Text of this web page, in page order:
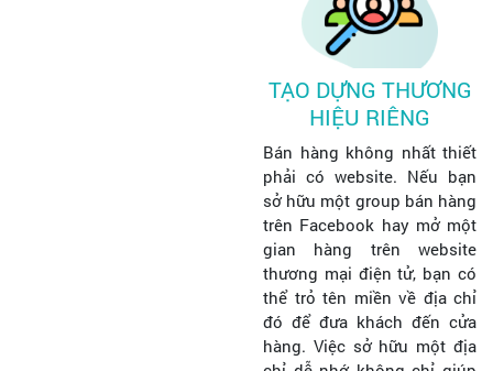
TẠO DỰNG THƯƠNG
HIỆU RIÊNG
Bán hàng không nhất thiết
phải có website. Nếu bạn
sở hữu một group bán hàng
trên Facebook hay mở một
gian hàng trên website
thương mại điện tử, bạn có
thể trỏ tên miền về địa chỉ
đó để đưa khách đến cửa
hàng. Việc sở hữu một địa